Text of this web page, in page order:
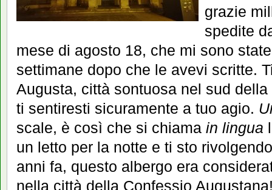
grazie
spedite
mese di agosto 18, che mi sono
settimane dopo che le avevi scritte.
Augusta, città sontuosa nel sud
ti sentiresti sicuramente a tuo agio.
scale, è così che si chiama in lingua
un letto per la notte e ti sto
anni fa, questo albergo era
nella città della Confessio